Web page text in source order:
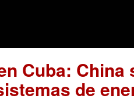
Cuba: China
de